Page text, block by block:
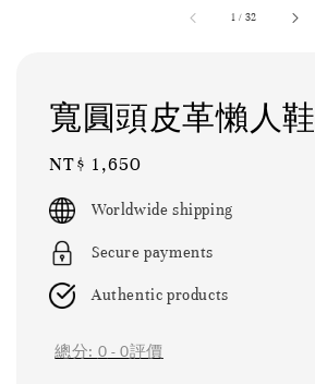
1 / 32
寬圓頭皮革懶人鞋
Regular
price
NT$ 1,650
Worldwide shipping
Secure payments
Authentic products
總分: 0 - 0評價